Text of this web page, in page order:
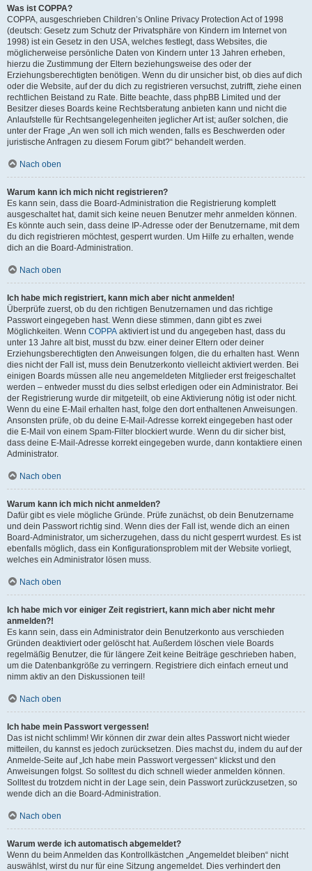
Was ist COPPA?
COPPA, ausgeschrieben Children’s Online Privacy Protection Act of 1998
(deutsch: Gesetz zum Schutz der Privatsphäre von Kindern im Internet von
1998) ist ein Gesetz in den USA, welches festlegt, dass Websites, die
möglicherweise persönliche Daten von Kindern unter 13 Jahren erheben,
hierzu die Zustimmung der Eltern beziehungsweise des oder der
Erziehungsberechtigten benötigen. Wenn du dir unsicher bist, ob dies auf dich
oder die Website, auf der du dich zu registrieren versuchst, zutrifft, ziehe einen
rechtlichen Beistand zu Rate. Bitte beachte, dass phpBB Limited und der
Besitzer dieses Boards keine Rechtsberatung anbieten kann und nicht die
Anlaufstelle für Rechtsangelegenheiten jeglicher Art ist; außer solchen, die
unter der Frage „An wen soll ich mich wenden, falls es Beschwerden oder
juristische Anfragen zu diesem Forum gibt?“ behandelt werden.
Nach oben
Warum kann ich mich nicht registrieren?
Es kann sein, dass die Board-Administration die Registrierung komplett
ausgeschaltet hat, damit sich keine neuen Benutzer mehr anmelden können.
Es könnte auch sein, dass deine IP-Adresse oder der Benutzername, mit dem
du dich registrieren möchtest, gesperrt wurden. Um Hilfe zu erhalten, wende
dich an die Board-Administration.
Nach oben
Ich habe mich registriert, kann mich aber nicht anmelden!
Überprüfe zuerst, ob du den richtigen Benutzernamen und das richtige
Passwort eingegeben hast. Wenn diese stimmen, dann gibt es zwei
Möglichkeiten. Wenn COPPA aktiviert ist und du angegeben hast, dass du
unter 13 Jahre alt bist, musst du bzw. einer deiner Eltern oder deiner
Erziehungsberechtigten den Anweisungen folgen, die du erhalten hast. Wenn
dies nicht der Fall ist, muss dein Benutzerkonto vielleicht aktiviert werden. Bei
einigen Boards müssen alle neu angemeldeten Mitglieder erst freigeschaltet
werden – entweder musst du dies selbst erledigen oder ein Administrator. Bei
der Registrierung wurde dir mitgeteilt, ob eine Aktivierung nötig ist oder nicht.
Wenn du eine E-Mail erhalten hast, folge den dort enthaltenen Anweisungen.
Ansonsten prüfe, ob du deine E-Mail-Adresse korrekt eingegeben hast oder
die E-Mail von einem Spam-Filter blockiert wurde. Wenn du dir sicher bist,
dass deine E-Mail-Adresse korrekt eingegeben wurde, dann kontaktiere einen
Administrator.
Nach oben
Warum kann ich mich nicht anmelden?
Dafür gibt es viele mögliche Gründe. Prüfe zunächst, ob dein Benutzername
und dein Passwort richtig sind. Wenn dies der Fall ist, wende dich an einen
Board-Administrator, um sicherzugehen, dass du nicht gesperrt wurdest. Es ist
ebenfalls möglich, dass ein Konfigurationsproblem mit der Website vorliegt,
welches ein Administrator lösen muss.
Nach oben
Ich habe mich vor einiger Zeit registriert, kann mich aber nicht mehr
anmelden?!
Es kann sein, dass ein Administrator dein Benutzerkonto aus verschieden
Gründen deaktiviert oder gelöscht hat. Außerdem löschen viele Boards
regelmäßig Benutzer, die für längere Zeit keine Beiträge geschrieben haben,
um die Datenbankgröße zu verringern. Registriere dich einfach erneut und
nimm aktiv an den Diskussionen teil!
Nach oben
Ich habe mein Passwort vergessen!
Das ist nicht schlimm! Wir können dir zwar dein altes Passwort nicht wieder
mitteilen, du kannst es jedoch zurücksetzen. Dies machst du, indem du auf der
Anmelde-Seite auf „Ich habe mein Passwort vergessen“ klickst und den
Anweisungen folgst. So solltest du dich schnell wieder anmelden können.
Solltest du trotzdem nicht in der Lage sein, dein Passwort zurückzusetzen, so
wende dich an die Board-Administration.
Nach oben
Warum werde ich automatisch abgemeldet?
Wenn du beim Anmelden das Kontrollkästchen „Angemeldet bleiben“ nicht
auswählst, wirst du nur für eine Sitzung angemeldet. Dies verhindert den